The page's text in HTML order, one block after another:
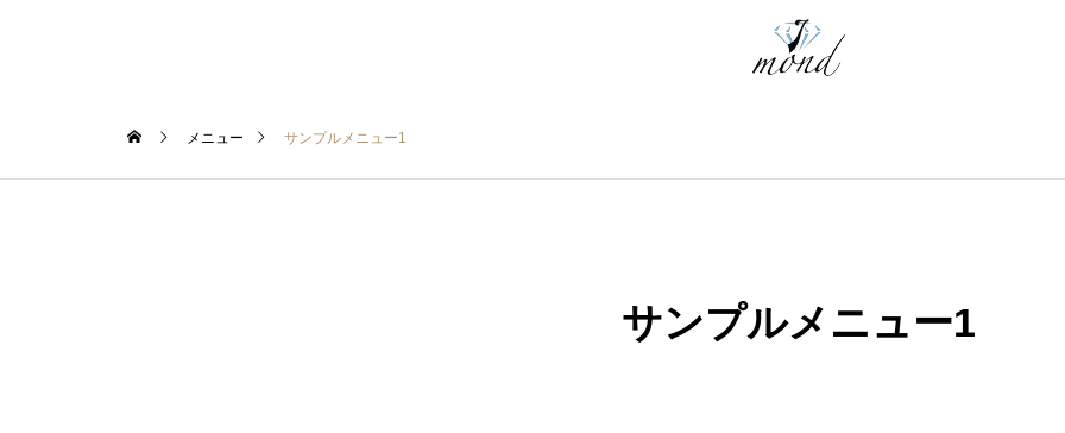
メニュー サンプルメニュー1
サンプルメニュー1